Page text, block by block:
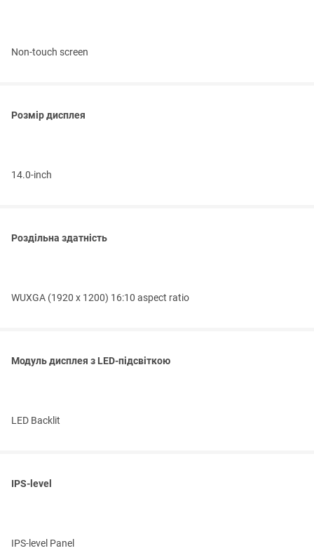
Non-touch screen
Розмір дисплея
14.0-inch
Роздільна здатність
WUXGA (1920 x 1200) 16:10 aspect ratio
Модуль дисплея з LED-підсвіткою
LED Backlit
IPS-level
IPS-level Panel